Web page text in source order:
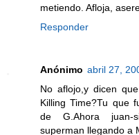
metiendo. Afloja,
Responder
Anónimo abril 27,
No aflojo,y dicen
Killing Time?Tu que
de G.Ahora juan-
superman llegando a